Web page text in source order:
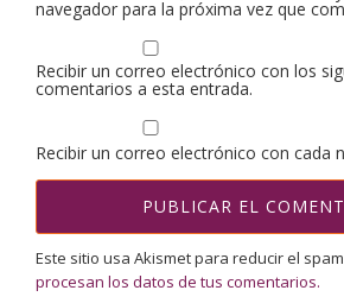
navegador para la próxima vez que
Recibir un correo electrónico con los
comentarios a esta entrada.
Recibir un correo electrónico con cada
Este sitio usa Akismet para reducir el
procesan los datos de tus comentarios.